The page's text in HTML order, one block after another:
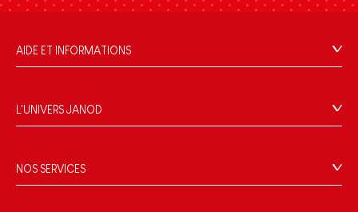
AIDE ET INFORMATIONS
FAQ
Contact
Rappel Produits
L'UNIVERS JANOD
Le design
Blog Conseils d'Experts
NOS SERVICES